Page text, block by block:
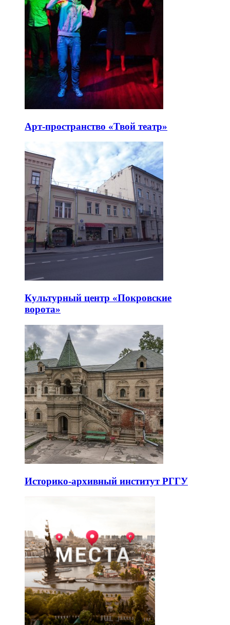
Арт-пространство «Твой театр»
Культурный центр «Покровские
ворота»
Историко-архивный институт РГГУ